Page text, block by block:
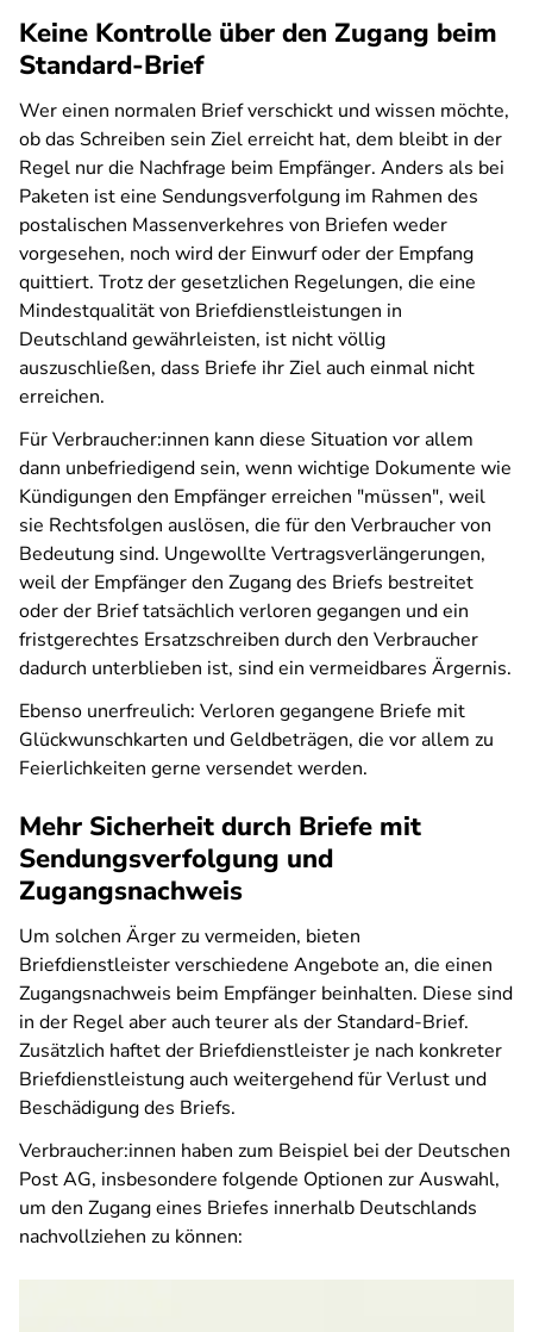
Keine Kontrolle über den Zugang beim
Standard-Brief
Wer einen normalen Brief verschickt und wissen möchte,
ob das Schreiben sein Ziel erreicht hat, dem bleibt in der
Regel nur die Nachfrage beim Empfänger. Anders als bei
Paketen ist eine Sendungsverfolgung im Rahmen des
postalischen Massenverkehres von Briefen weder
vorgesehen, noch wird der Einwurf oder der Empfang
quittiert. Trotz der gesetzlichen Regelungen, die eine
Mindestqualität von Briefdienstleistungen in
Deutschland gewährleisten, ist nicht völlig
auszuschließen, dass Briefe ihr Ziel auch einmal nicht
erreichen.
Für Verbraucher:innen kann diese Situation vor allem
dann unbefriedigend sein, wenn wichtige Dokumente wie
Kündigungen den Empfänger erreichen "müssen", weil
sie Rechtsfolgen auslösen, die für den Verbraucher von
Bedeutung sind. Ungewollte Vertragsverlängerungen,
weil der Empfänger den Zugang des Briefs bestreitet
oder der Brief tatsächlich verloren gegangen und ein
fristgerechtes Ersatzschreiben durch den Verbraucher
dadurch unterblieben ist, sind ein vermeidbares Ärgernis.
Ebenso unerfreulich: Verloren gegangene Briefe mit
Glückwunschkarten und Geldbeträgen, die vor allem zu
Feierlichkeiten gerne versendet werden.
Mehr Sicherheit durch Briefe mit
Sendungsverfolgung und
Zugangsnachweis
Um solchen Ärger zu vermeiden, bieten
Briefdienstleister verschiedene Angebote an, die einen
Zugangsnachweis beim Empfänger beinhalten. Diese sind
in der Regel aber auch teurer als der Standard-Brief.
Zusätzlich haftet der Briefdienstleister je nach konkreter
Briefdienstleistung auch weitergehend für Verlust und
Beschädigung des Briefs.
Verbraucher:innen haben zum Beispiel bei der Deutschen
Post AG, insbesondere folgende Optionen zur Auswahl,
um den Zugang eines Briefes innerhalb Deutschlands
nachvollziehen zu können: